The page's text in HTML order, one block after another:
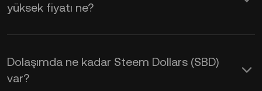
yüksek fiyatı ne?
Dolaşımda ne kadar Steem Dollars (SBD)
var?